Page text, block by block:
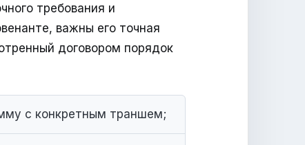
требования и
важны его точная
договором порядок
с конкретным траншем;